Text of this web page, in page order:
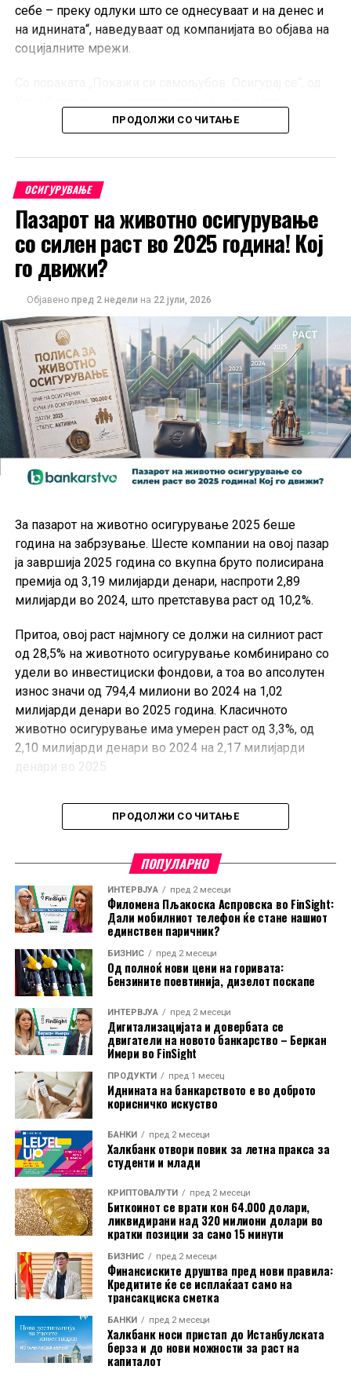
себе – преку одлуки што се однесуваат и на денес и
на иднината“, наведуваат од компанијата во објава на
социјалните мрежи.
навремената грижа и носењето одлуки кои
ПРОДОЛЖИ СО ЧИТАЊЕ
ОСИГУРУВАЊЕ
Пазарот на животно осигурување
со силен раст во 2025 година! Кој
го движи?
Објавено пред 2 недели на 22 јули, 2026
За пазарот на животно осигурување 2025 беше
година на забрзување. Шесте компании на овој пазар
ја завршија 2025 година со вкупна бруто полисирана
премија од 3,19 милијарди денари, наспроти 2,89
милијарди во 2024, што претставува раст од 10,2%.
Притоа, овој раст најмногу се должи на силниот раст
oд 28,5% на животното осигурување комбинирано со
удели во инвестициски фондови, а тоа во апсолутен
износ значи од 794,4 милиони во 2024 на 1,02
милијарди денари во 2025 година. Класичното
животно осигурување има умерен раст од 3,3%, од
2,10 милијарди денари во 2024 на 2,17 милијарди
денари во 2025.
Табела 1 – Рангирање според пазарен удел и премија
полисирана
премија
КРОАЦИЈА
Осигурување –
Живот
937,9 млн. ден. 29,4%
Триглав
Осигурување
Живот
666,6 млн. ден.
ВИНЕР ЛАЈФ
(VIG)
642,5 млн. ден. 20,14%
537,8 млн. ден.
СИГАЛ ЛАЈФ
358,8 млн. ден.
11,25%
ПРВА ЖИВОТ
(податоците се од Агенција за супервизија на
осигурување)
Трите водечки компании Кроација Живот, Триглав
Живот и Винер лајф заедно држат 70,4% од пазарот,
пазарот останува концентриран. Во однос на вкупната
полисирана премија, најбрзо расте Прва Живот (129%),
но врз основа на ниска база. Следуваат Кроација
Живот со раст од 13,7%, Сигал лајф (13,1%), Триглав
Живот (12,6%), Винер лајф (10,0%) и Граве (-3,2%). Во
однос, пак, на пазарниот удел најмногу го зголемиле
ПРОДОЛЖИ СО ЧИТАЊЕ
ПОПУЛАРНО
ИНТЕРВЈУА пред 2 месеци
Филомена Пљакоска Аспровска во FinSight:
Дали мобилниот телефон ќе стане нашиот
единствен паричник?
БИЗНИС пред 2 месеци
Од полноќ нови цени на горивата:
Бензините поевтинија, дизелот поскапе
ИНТЕРВЈУА пред 2 месеци
Дигитализацијата и довербата се
двигатели на новото банкарство – Беркан
Имери во FinSight
ПРОДУКТИ пред 1 месец
Иднината на банкарството е во доброто
корисничко искуство
БАНКИ пред 2 месеци
Халкбанк отвори повик за летна пракса за
студенти и млади
КРИПТОВАЛУТИ пред 2 месеци
Биткоинот се врати кон 64.000 долари,
ликвидирани над 320 милиони долари во
кратки позиции за само 15 минути
БИЗНИС пред 2 месеци
Финансиските друштва пред нови правила:
Кредитите ќе се исплаќаат само на
трансакциска сметка
БАНКИ пред 2 месеци
Халкбанк носи пристап до Истанбулската
берза и до нови можности за раст на
капиталот